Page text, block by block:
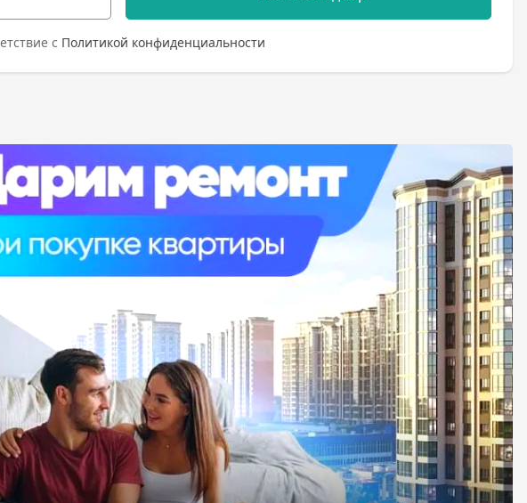
с Политикой конфиденциальности